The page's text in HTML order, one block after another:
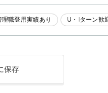
職登用実績あり U・Iターン歓
保存